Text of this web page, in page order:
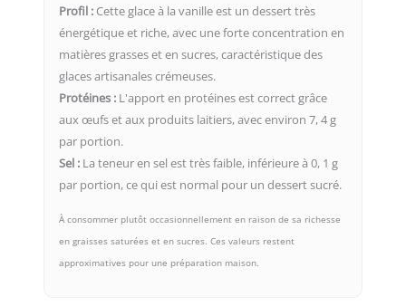
Profil : Cette glace à la vanille est un dessert très
énergétique et riche, avec une forte concentration en
matières grasses et en sucres, caractéristique des
glaces artisanales crémeuses.
Protéines : L'apport en protéines est correct grâce
aux œufs et aux produits laitiers, avec environ 7, 4 g
par portion.
Sel : La teneur en sel est très faible, inférieure à 0, 1 g
par portion, ce qui est normal pour un dessert sucré.
À consommer plutôt occasionnellement en raison de sa richesse
en graisses saturées et en sucres. Ces valeurs restent
approximatives pour une préparation maison.